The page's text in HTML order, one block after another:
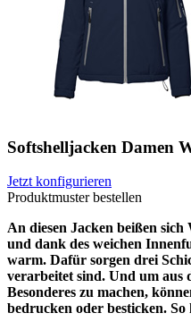
Softshelljacken Damen
Jetzt konfigurieren
Produktmuster bestellen
An diesen Jacken beißen
und dank des weichen
warm. Dafür sorgen drei
verarbeitet sind. Und um aus
Besonderes zu machen,
bedrucken oder besticken.